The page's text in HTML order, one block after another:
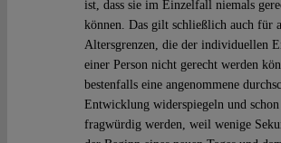
ist, dass sie im Einzelfall niemals
können. Das gilt schließlich auch für
Altersgrenzen, die der individuellen
einer Person nicht gerecht werden
bestenfalls eine angenommene
Entwicklung widerspiegeln und
fragwürdig werden, weil wenige